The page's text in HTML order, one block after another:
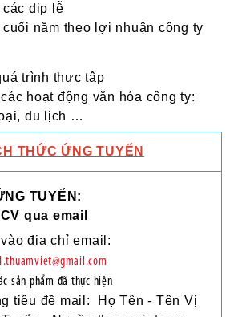
dịp lễ
năm theo lợi nhuận công ty
trình thực tập
hoạt động văn hóa công ty:
du lịch …
THỨC ỨNG TUYỂN
TUYỂN:
qua email
địa chỉ email:
sản phẩm đã thực hiện
tiêu đề mail: Họ Tên - Tên Vị